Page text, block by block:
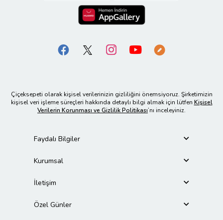
Çiçeksepeti olarak kişisel verilerinizin gizliliğini önemsiyoruz. Şirketimizin
kişisel veri işleme süreçleri hakkında detaylı bilgi almak için lütfen Kişisel
Verilerin Korunması ve Gizlilik Politikası’nı inceleyiniz.
Faydalı Bilgiler
Kurumsal
İletişim
Özel Günler